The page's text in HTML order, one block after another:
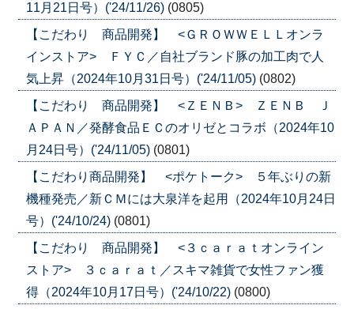
11月21日号）('24/11/26) (0805)
【こだわり 商品開発】 <ＧＲＯＷＷＥＬＬオンラ
インストア> ＦＹＣ／自社ブランド豚の加工肉で人
気上昇（2024年10月31日号）('24/11/05) (0802)
【こだわり 商品開発】 <ＺＥＮＢ> ＺＥＮＢ Ｊ
ＡＰＡＮ／発酵食品ＥＣのオリゼとコラボ（2024年10
月24日号）('24/11/05) (0801)
【こだわり商品開発】 <ポケトーク> ５年ぶりの新
機種発売／新ＣＭには大泉洋を起用（2024年10月24日
号）('24/10/24) (0801)
【こだわり 商品開発】 <３ｃａｒａｔオンライン
ストア> ３ｃａｒａｔ／スキマ雑貨で女性ファン獲
得（2024年10月17日号）('24/10/22) (0800)